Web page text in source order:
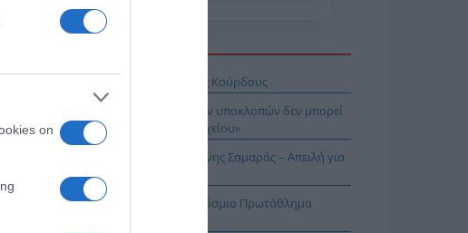
on
Το σχέδιο του Ισραήλ για τους Κούρδους
Ε. Λιακούλη: «Το σκάνδαλο των υποκλοπών δεν μπορεί
να μείνει στο σκοτάδι ενός αρχείου»
ΤΟ ΠΑΡΟΝ: Ρυθμιστής ο Αντώνης Σαμαράς – Απειλή για
Ιππασία – Η Ελλάδα στο Παγκόσμιο Πρωτάθλημα